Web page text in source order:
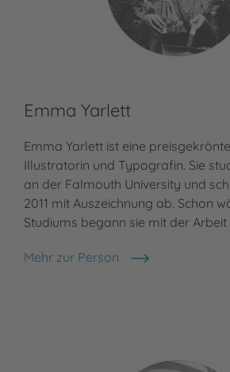
Emma Yarlett
Emma Yarlett ist eine
Illustratorin und Typografin. Sie
an der Falmouth University und
2011 mit Auszeichnung ab. Schon
Studiums begann sie mit der
Mehr zur Person
Emma Yarlett